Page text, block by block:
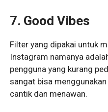
7. Good Vibes
Filter yang dipakai untuk
Instagram namanya
pengguna yang kurang
sangat bisa
cantik dan menawan.